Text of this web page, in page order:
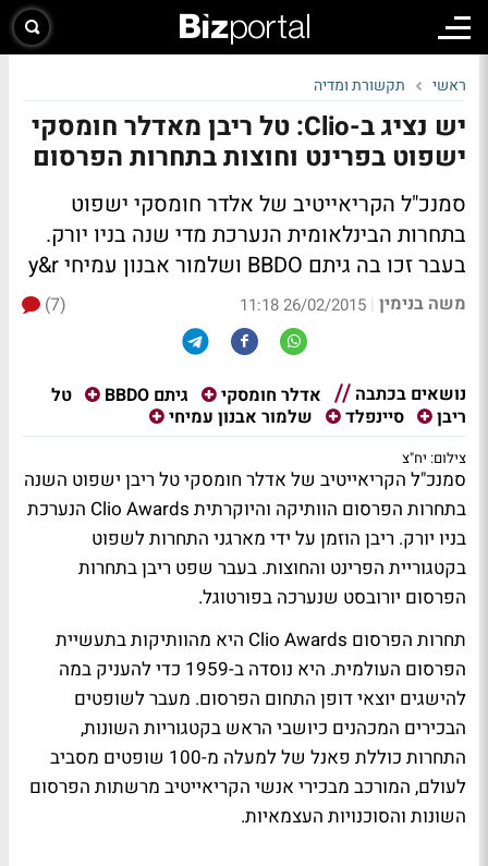
ראשי תקשורת ומדיה
יש נציג ב-Clio: טל ריבן מאדלר חומסקי
ישפוט בפרינט וחוצות בתחרות הפרסום
סמנכ"ל הקריאייטיב של אלדר חומסקי ישפוט
בתחרות הבינלאומית הנערכת מדי שנה בניו יורק.
בעבר זכו בה גיתם BBDO ושלמור אבנון עמיחי y&r
משה בנימין |
26/02/2015 11:18
(7)
נושאים בכתבה אדלר חומסקי גיתם BBDO
טל
ריבן
סיינפלד שלמור אבנון עמיחי
צילום: יח"צ
סמנכ"ל הקריאייטיב של אדלר חומסקי טל ריבן ישפוט השנה
בתחרות הפרסום הוותיקה והיוקרתית Clio Awards הנערכת
בניו יורק. ריבן הוזמן על ידי מארגני התחרות לשפוט
בקטגוריית הפרינט והחוצות. בעבר שפט ריבן בתחרות
הפרסום יורובסט שנערכה בפורטוגל.
תחרות הפרסום Clio Awards היא מהוותיקות בתעשיית
הפרסום העולמית. היא נוסדה ב-1959 כדי להעניק במה
להישגים יוצאי דופן התחום הפרסום. מעבר לשופטים
הבכירים המכהנים כיושבי הראש בקטגוריות השונות,
התחרות כוללת פאנל של למעלה מ-100 שופטים מסביב
לעולם, המורכב מבכירי אנשי הקריאייטיב מרשתות הפרסום
השונות והסוכנויות העצמאיות.